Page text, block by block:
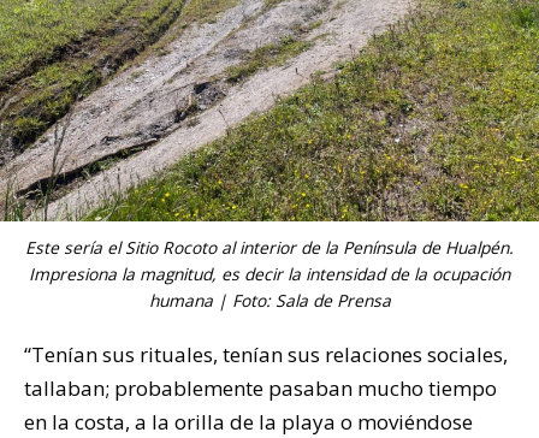
Este sería el Sitio Rocoto al interior de la Península de Hualpén.
Impresiona la magnitud, es decir la intensidad de la ocupación
humana | Foto: Sala de Prensa
“Tenían sus rituales, tenían sus relaciones sociales,
tallaban; probablemente pasaban mucho tiempo
en la costa, a la orilla de la playa o moviéndose